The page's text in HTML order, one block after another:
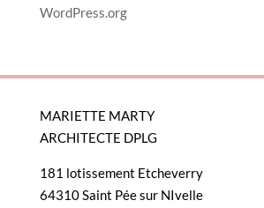
WordPress.org
MARIETTE MARTY
ARCHITECTE DPLG
181 lotissement Etcheverry
64310 Saint Pée sur NIvelle